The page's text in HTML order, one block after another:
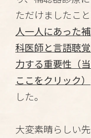
ただけましたこ
人一人にあった
科医師と言語聴
力する重要性 （
ここをクリック）
した。
大変素晴らしい